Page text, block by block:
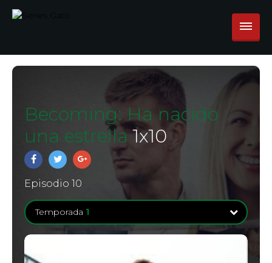
Becoming: Ha nacido
una estrella1x10
Episodio 10
Temporada 1
10 Episodios